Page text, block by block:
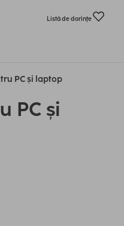
Listă de dorinţe
PC și laptop
PC și